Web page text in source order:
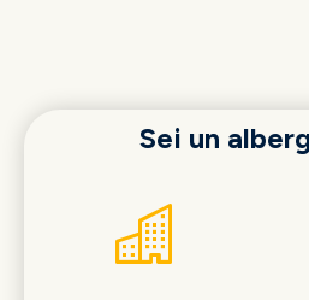
Sei un